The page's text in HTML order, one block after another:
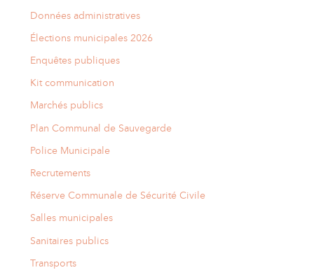
Données administratives
Élections municipales 2026
Enquêtes publiques
Kit communication
Marchés publics
Plan Communal de Sauvegarde
Police Municipale
Recrutements
Réserve Communale de Sécurité Civile
Salles municipales
Sanitaires publics
Transports